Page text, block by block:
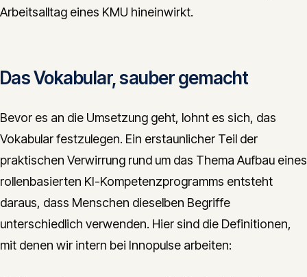
Arbeitsalltag eines KMU hineinwirkt.
Das Vokabular, sauber gemacht
Bevor es an die Umsetzung geht, lohnt es sich, das
Vokabular festzulegen. Ein erstaunlicher Teil der
praktischen Verwirrung rund um das Thema Aufbau eines
rollenbasierten KI-Kompetenzprogramms entsteht
daraus, dass Menschen dieselben Begriffe
unterschiedlich verwenden. Hier sind die Definitionen,
mit denen wir intern bei Innopulse arbeiten: